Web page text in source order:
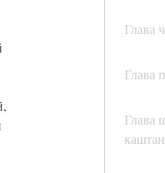
Глава
Глава
Глава